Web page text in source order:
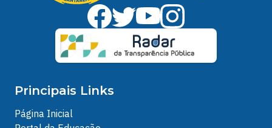
Principais Links
Página Inicial